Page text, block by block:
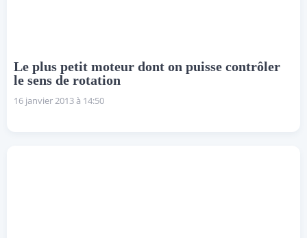
Le plus petit moteur dont on puisse contrôler
le sens de rotation
16 janvier 2013 à 14:50